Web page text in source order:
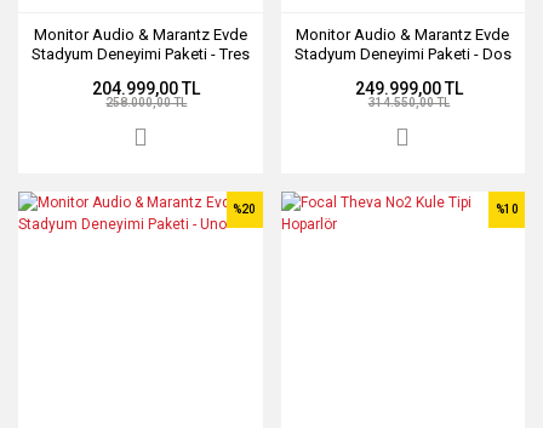
Monitor Audio & Marantz Evde
Stadyum Deneyimi Paketi - Tres
204.999,00 TL
258.000,00 TL
Monitor Audio & Marantz Evde
Stadyum Deneyimi Paketi - Dos
249.999,00 TL
314.550,00 TL
%20 %10